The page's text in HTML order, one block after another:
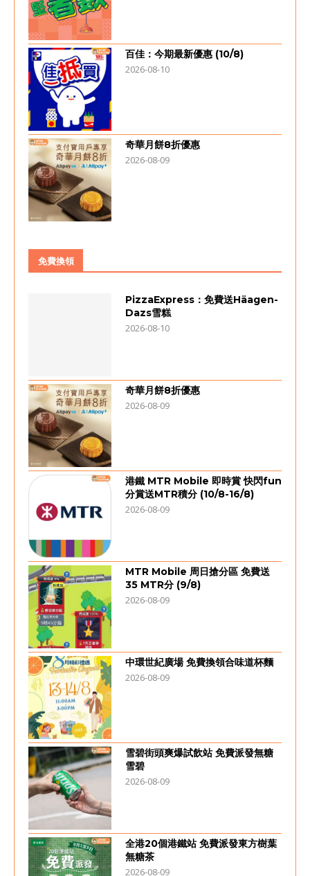
百佳：今期最新優惠 (10/8)
2026-08-10
奇華月餅8折優惠
2026-08-09
免費換領
PizzaExpress：免費送Häagen-
Dazs雪糕
2026-08-10
奇華月餅8折優惠
2026-08-09
港鐵 MTR Mobile 即時賞 快閃fun
分賞送MTR積分 (10/8-16/8)
2026-08-09
MTR Mobile 周日搶分區 免費送
35 MTR分 (9/8)
2026-08-09
中環世紀廣場 免費換領合味道杯麵
2026-08-09
雪碧街頭爽爆試飲站 免費派發無糖
雪碧
2026-08-09
全港20個港鐵站 免費派發東方樹葉
無糖茶
2026-08-09